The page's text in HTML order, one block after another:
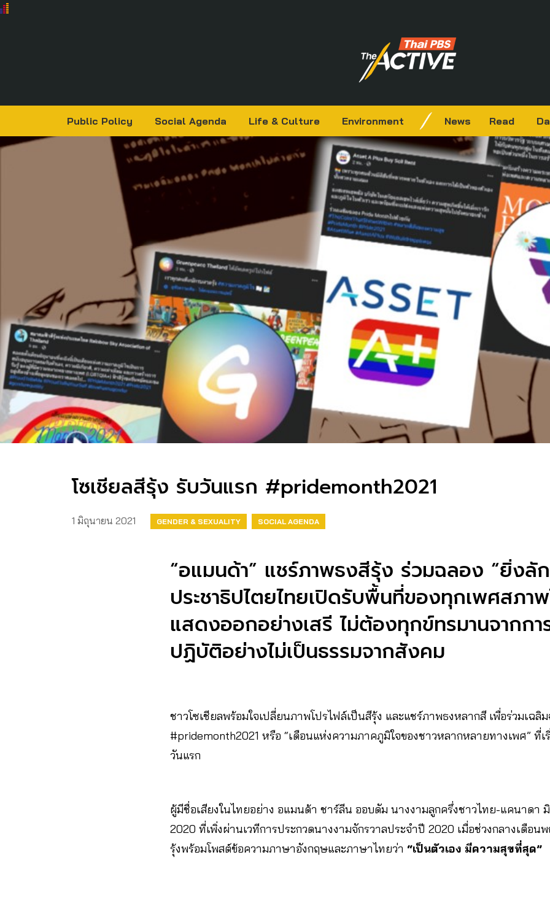
Public Policy Social Agenda Life & Culture Environment News Read
โซเชียลสีรุ้ง รับวันแรก #pridemonth2021
1 มิถุนายน 2021 GENDER & SEXUALITY SOCIAL AGENDA
“อแมนด้า” แชร์ภาพธงสีรุ้ง ร่วมฉลอง “ยิ่ง
ประชาธิปไตยไทยเปิดรับพื้นที่ของทุกเพศสภา
แสดงออกอย่างเสรี ไม่ต้องทุกข์ทรมานจากกา
ปฏิบัติอย่างไม่เป็นธรรมจากสังคม
ชาวโซเชียลพร้อมใจเปลี่ยนภาพโปรไฟล์เป็นสีรุ้ง และแชร์ภาพธงหลากสี เพื่อร่วมเฉลิม
#pridemonth2021 หรือ “เดือนแห่งความภาคภูมิใจของชาวหลากหลายทางเพศ” ที่เ
วันแรก
ผู้มีชื่อเสียงในไทยอย่าง อแมนด้า ชาร์ลีน ออบดัม นางงามลูกครึ่งชาวไทย-แคนาดา
2020 ที่เพิ่งผ่านเวทีการประกวดนางงามจักรวาลประจำปี 2020 เมื่อช่วงกลางเดือ
รุ้งพร้อมโพสต์ข้อความภาษาอังกฤษและภาษาไทยว่า “เป็นตัวเอง มีความสุขที่สุด”